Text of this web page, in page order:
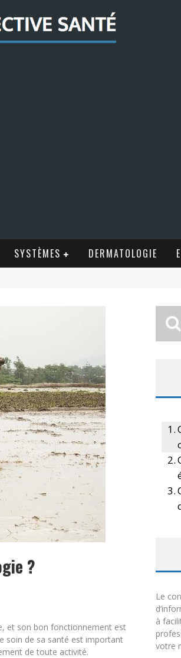
SYSTÈMES DERMATOLOGIE
?
et son bon fonctionnement est
soin de sa santé est important
de toute activité.
Le
à
votre